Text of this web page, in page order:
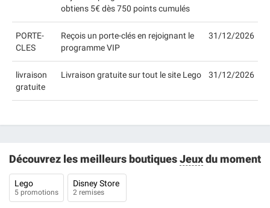
obtiens 5€ dès 750 points cumulés
PORTE-
CLES
Reçois un porte-clés en rejoignant le
programme VIP
31/12/2026
livraison
gratuite
Livraison gratuite sur tout le site Lego 31/12/2026
Découvrez les meilleurs boutiquesJeuxdu moment
Lego
5 promotions
Disney Store
2 remises